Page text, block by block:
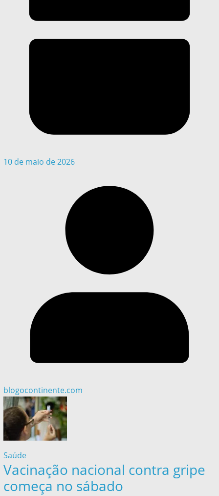
10 de maio de 2026
blogocontinente.com
Saúde
Vacinação nacional contra gripe
começa no sábado